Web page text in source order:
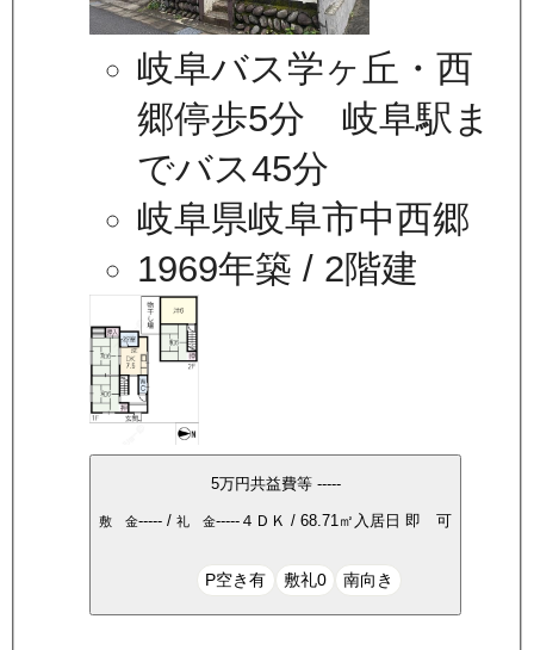
岐阜バス学ヶ丘・西
郷停歩5分 岐阜駅ま
でバス45分
岐阜県岐阜市中西郷
1969年築 / 2階建
5万円共益費等 -----
敷 金----- /礼 金----- ４ＤＫ /68.71㎡ 入居日 即 可
P空き有 敷礼0 南向き